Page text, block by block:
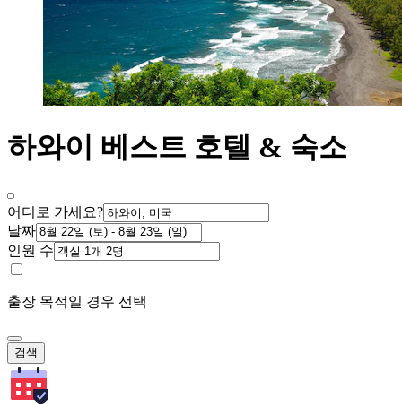
하와이 베스트 호텔 & 숙소
어디로 가세요?
날짜
인원 수
출장 목적일 경우 선택
검색